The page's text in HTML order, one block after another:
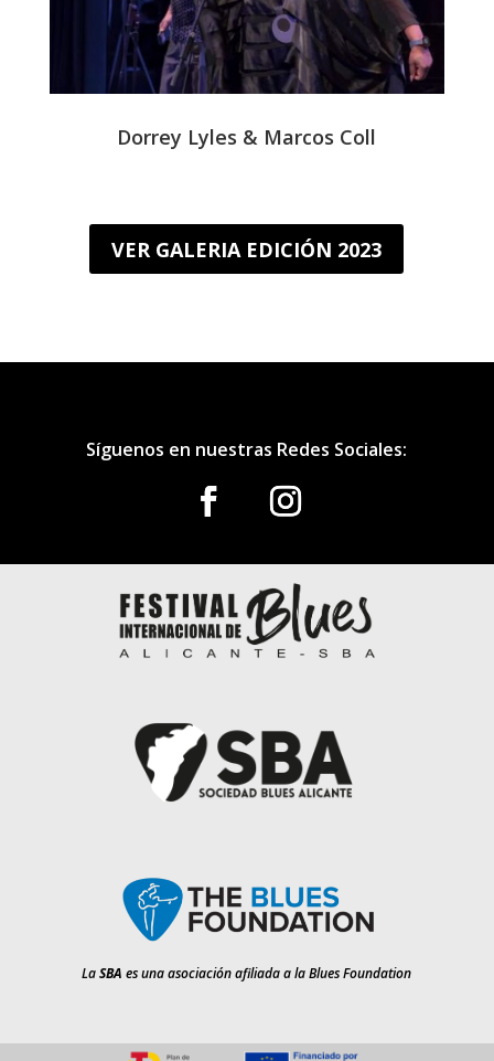
Dorrey Lyles & Marcos Coll
VER GALERIA EDICIÓN 2023
Síguenos en nuestras Redes Sociales:
LaSBA es una asociación afiliada a la Blues Foundation